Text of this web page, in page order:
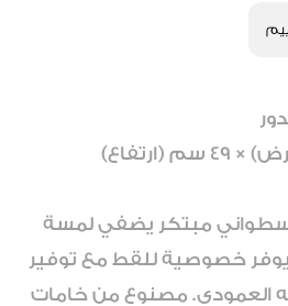
مبتكر يضفي لمسة
خصوصية للقط مع توفير
العمودي. مصنوع من خامات